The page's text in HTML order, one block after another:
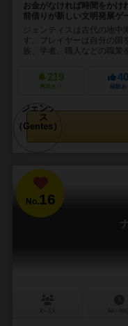
お金がなければ時間をかけ
前借りが新しい文明発展ゲ
ジェンティスは古代の地中
す。プレイヤーは自分の国
族、学者、職人などの職
219
興味あり 経験あ
No. 16